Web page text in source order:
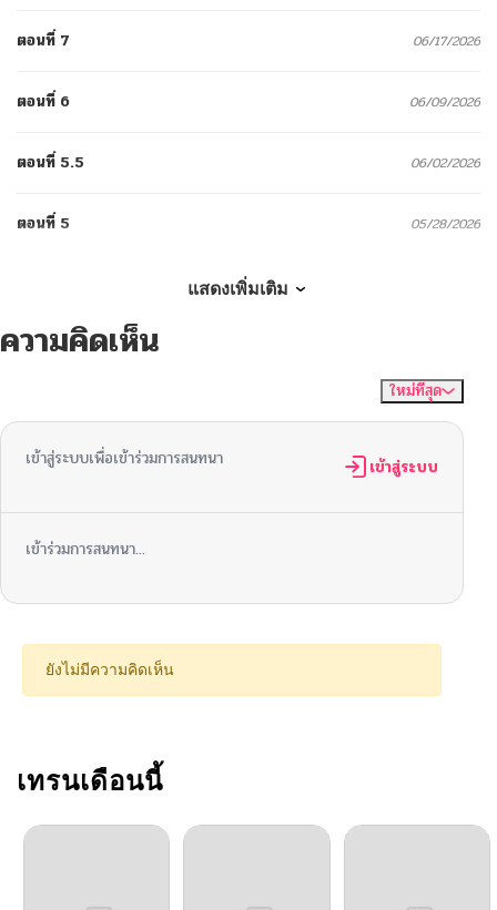
ตอนที่ 7 06/17/2026
ตอนที่ 6 06/09/2026
ตอนที่ 5.5 06/02/2026
ตอนที่ 5 05/28/2026
ตอนที่ 3
05/25/2026
ตอนที่ 1 05/06/2026
แสดงเพิ่มเติม
ความคิดเห็น
ใหม่ที่สุด
เข้าสู่ระบบเพื่อเข้าร่วมการสนทนา เข้าสู่ระบบ
เข้าร่วมการสนทนา...
ยังไม่มีความคิดเห็น
เทรนเดือนนี้